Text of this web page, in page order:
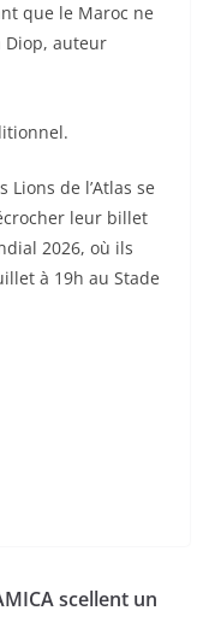
que le Maroc ne
Diop, auteur
de l’Atlas se
leur billet
2026, où ils
à 19h au Stade
scellent un